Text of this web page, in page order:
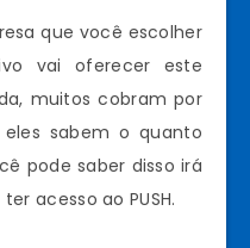
que você escolher
vai oferecer este
muitos cobram por
sabem o quanto
pode saber disso irá
acesso ao PUSH.